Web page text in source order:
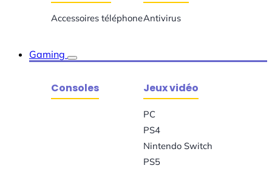
Accessoires téléphoneAntivirus
Gaming
Consoles Jeux vidéo
PC
PS4
Nintendo Switch
PS5